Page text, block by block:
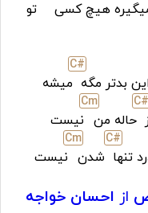
هیچ کسی تو
بدتر مگه
C#
میشه
C#
حاله من
Cm
نیست
تنها
C#
شدن
Cm
نیست
از احسان خواجه